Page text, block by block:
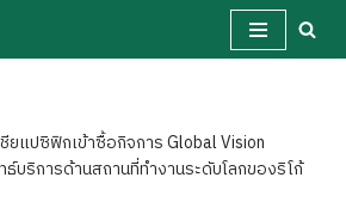
ชียแปซิฟิกเข้าซื้อกิจการ Global Vision
บริการด้านสถานที่ทำงานระดับโลกของริโก้